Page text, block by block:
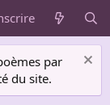
par
du site.